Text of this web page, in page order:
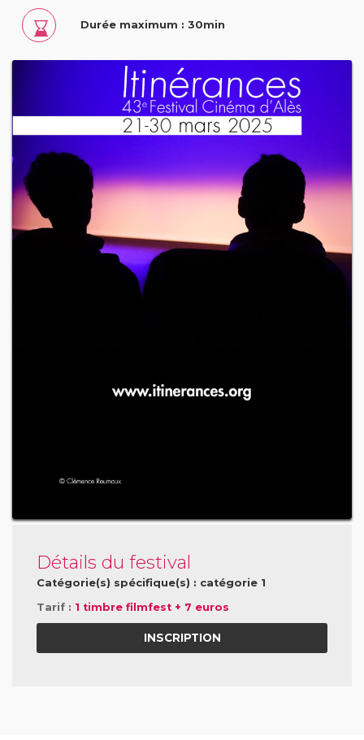
Détails du festival
Catégorie(s) spécifique(s) : catégorie 1
Tarif : 1 timbre filmfest + 7 euros
INSCRIPTION
Durée maximum : 30min